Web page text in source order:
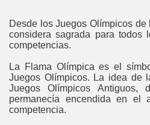
Desde los Juegos Olímpicos
considera sagrada para todos
competencias.
La Flama Olímpica es el
Juegos Olí­mpicos. La idea de
Juegos Olí­mpicos Antiguos,
permanecí­a encendida en el
competencia.